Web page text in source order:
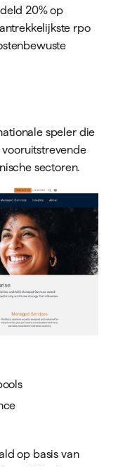
20% op
rpo
speler die
sectoren.
op basis van